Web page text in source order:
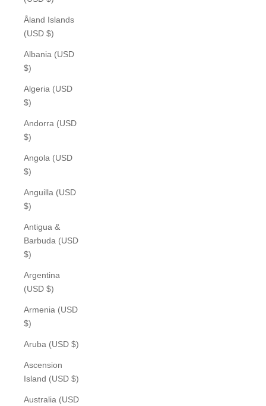
Åland Islands
(USD $)
Albania (USD
$)
Algeria (USD
$)
Andorra (USD
$)
Angola (USD
$)
Anguilla (USD
$)
Antigua &
Barbuda (USD
$)
Argentina
(USD $)
Armenia (USD
$)
Aruba (USD $)
Ascension
Island (USD $)
Australia (USD